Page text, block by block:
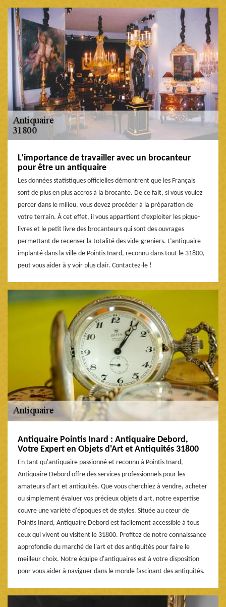
L’importance de travailler avec un brocanteur
pour être un antiquaire
Les données statistiques officielles démontrent que les Français
sont de plus en plus accros à la brocante. De ce fait, si vous voulez
percer dans le milieu, vous devez procéder à la préparation de
votre terrain. À cet effet, il vous appartient d’exploiter les pique-
livres et le petit livre des brocanteurs qui sont des ouvrages
permettant de recenser la totalité des vide-greniers. L’antiquaire
implanté dans la ville de Pointis Inard, reconnu dans tout le 31800,
peut vous aider à y voir plus clair. Contactez-le !
Antiquaire Pointis Inard : Antiquaire Debord,
Votre Expert en Objets d'Art et Antiquités 31800
En tant qu'antiquaire passionné et reconnu à Pointis Inard,
Antiquaire Debord offre des services professionnels pour les
amateurs d'art et antiquités. Que vous cherchiez à vendre, acheter
ou simplement évaluer vos précieux objets d'art, notre expertise
couvre une variété d'époques et de styles. Située au cœur de
Pointis Inard, Antiquaire Debord est facilement accessible à tous
ceux qui vivent ou visitent le 31800. Profitez de notre connaissance
approfondie du marché de l'art et des antiquités pour faire le
meilleur choix. Notre équipe d'antiquaires est à votre disposition
pour vous aider à naviguer dans le monde fascinant des antiquités.